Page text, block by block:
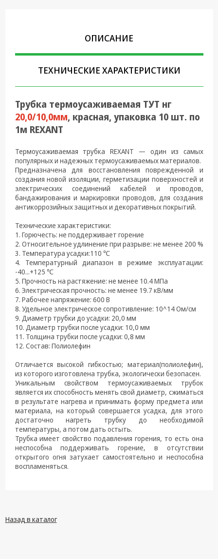
Коммутационное
оборудование и
Телефония
техника
Электрика
Товары для
дома и Бытовая
техника
Компьютерные
комплектующие
Системы
безопасности
ОПИСАНИЕ
ТЕХНИЧЕСКИЕ ХАРАКТЕРИСТИКИ
Трубка термоусаживаемая ТУТ нг
20,0/10,0мм, красная, упаковка 10 шт. по
1м REXANT
Термоусаживаемая трубка REXANT — один из самых
популярных и надежных термоусаживаемых материалов.
Предназначена для восстановления поврежденной и
создания новой изоляции, герметизации поверхностей и
электрических соединений кабелей и проводов,
бандажирования и маркировки проводов, для создания
антикоррозийных защитных и декоративных покрытий.
Технические характеристики:
1. Горючесть: не поддерживает горение
2. Относительное удлинение при разрыве: не менее 200 %
3. Температура усадки:110 ℃
4. Температурный диапазон в режиме эксплуатации:
-40...+125 ℃
5. Прочность на растяжение: не менее 10.4 МПа
6. Электрическая прочность: не менее 19.7 кВ/мм
7. Рабочее напряжение: 600 В
8. Удельное электрическое сопротивление: 10^14 Ом/см
9. Диаметр трубки до усадки: 20,0 мм
10. Диаметр трубки после усадки: 10,0 мм
11. Толщина трубки после усадки: 0,8 мм
12. Состав: Полиолефин
Отличается высокой гибкостью; материал(полиолефин),
из которого изготовлена трубка, экологически безопасен.
Уникальным свойством термоусаживаемых трубок
является их способность менять свой диаметр, сжиматься
в результате нагрева и принимать форму предмета или
материала, на который совершается усадка, для этого
достаточно нагреть трубку до необходимой
температуры, а потом дать остыть.
Трубка имеет свойство подавления горения, то есть она
неспособна поддерживать горение, в отсутствии
открытого огня затухает самостоятельно и неспособна
воспламеняться.
Назад в каталог